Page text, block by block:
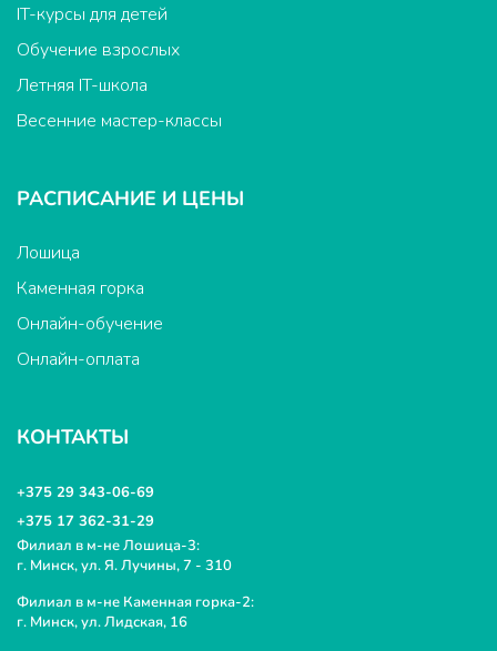
IT-курсы для детей
Обучение взрослых
Летняя IT-школа
Весенние мастер-классы
РАСПИСАНИЕ И ЦЕНЫ
Лошица
Каменная горка
Онлайн-обучение
Онлайн-оплата
КОНТАКТЫ
+375 29 343-06-69
+375 17 362-31-29
Филиал в м-не Лошица-3:
г. Минск, ул. Я. Лучины, 7 - 310
Филиал в м-не Каменная горка-2:
г. Минск, ул. Лидская, 16